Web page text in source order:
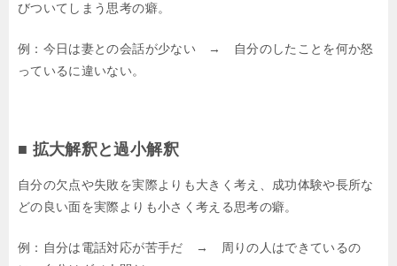
びついてしまう思考の癖。
例：今日は妻との会話が少ない → 自分のしたことを何か怒
っているに違いない。
■ 拡大解釈と過小解釈
自分の欠点や失敗を実際よりも大きく考え、成功体験や長所な
どの良い面を実際よりも小さく考える思考の癖。
例：自分は電話対応が苦手だ → 周りの人はできているの